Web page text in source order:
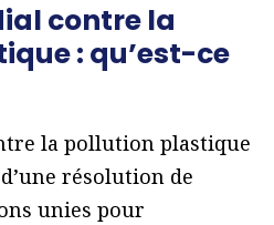
contre la
: qu’est-ce
la pollution plastique
résolution de
unies pour